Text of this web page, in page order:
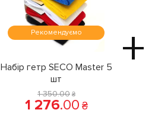
Рекомендуємо +
Набір гетр SECO Master 5
шт
1 350.00 ₴
1 276.00 ₴